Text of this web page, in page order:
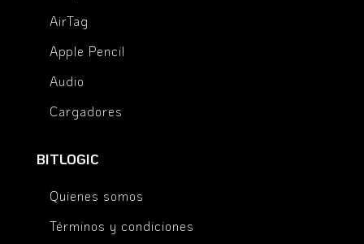
AirTag
Apple Pencil
Audio
Cargadores
BITLOGIC
Quienes somos
Términos y condiciones